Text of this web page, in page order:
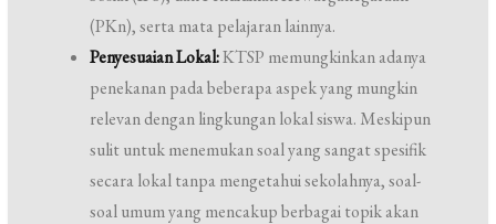
(PKn), serta mata pelajaran lainnya.
Penyesuaian Lokal:KTSP memungkinkan adanya
penekanan pada beberapa aspek yang mungkin
relevan dengan lingkungan lokal siswa. Meskipun
sulit untuk menemukan soal yang sangat spesifik
secara lokal tanpa mengetahui sekolahnya, soal-
soal umum yang mencakup berbagai topik akan